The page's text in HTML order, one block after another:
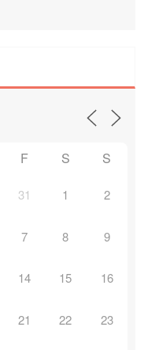
F S S
31 1 2
7 8 9
14 15 16
21 22 23